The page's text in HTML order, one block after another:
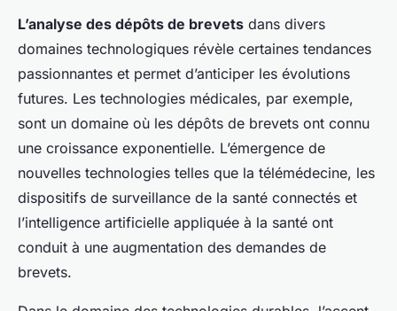
L’analyse des dépôts de brevets dans divers
domaines technologiques révèle certaines tendances
passionnantes et permet d’anticiper les évolutions
futures. Les technologies médicales, par exemple,
sont un domaine où les dépôts de brevets ont connu
une croissance exponentielle. L’émergence de
nouvelles technologies telles que la télémédecine, les
dispositifs de surveillance de la santé connectés et
l’intelligence artificielle appliquée à la santé ont
conduit à une augmentation des demandes de
brevets.